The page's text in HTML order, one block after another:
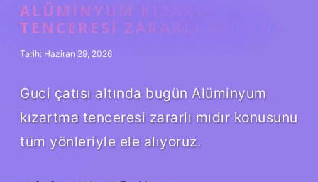
ALÜMINYUM KIZARTMA
TENCERESI ZARARLI MIDIR ?
Tarih: Haziran 29, 2026
Guci çatısı altında bugün Alüminyum
kızartma tenceresi zararlı mıdır konusunu
tüm yönleriyle ele alıyoruz.